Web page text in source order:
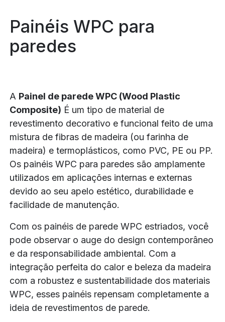
Painéis WPC para
paredes
A Painel de parede WPC (Wood Plastic
Composite) É um tipo de material de
revestimento decorativo e funcional feito de uma
mistura de fibras de madeira (ou farinha de
madeira) e termoplásticos, como PVC, PE ou PP.
Os painéis WPC para paredes são amplamente
utilizados em aplicações internas e externas
devido ao seu apelo estético, durabilidade e
facilidade de manutenção.
Com os painéis de parede WPC estriados, você
pode observar o auge do design contemporâneo
e da responsabilidade ambiental. Com a
integração perfeita do calor e beleza da madeira
com a robustez e sustentabilidade dos materiais
WPC, esses painéis repensam completamente a
ideia de revestimentos de parede.